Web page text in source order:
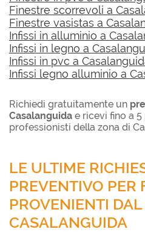
Finestre scorrevoli a
Finestre vasistas a
Infissi in alluminio a
Infissi in legno a
Infissi in pvc a
Infissi legno alluminio a
Richiedi gratuitamente un
Casalanguida e ricevi fino a
professionisti della zona di
LE ULTIME
PREVENTIVO PER
PROVENIENTI
CASALANGUIDA